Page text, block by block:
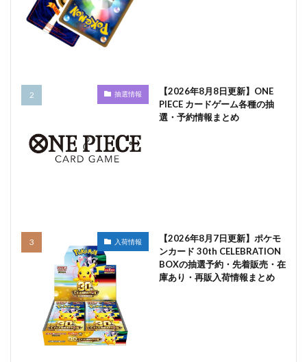
抽選情報
【2026年8月8日更新】ONE
PIECE カードゲーム各種の抽
選・予約情報まとめ
入荷情報
【2026年8月7日更新】ポケモ
ンカード 30th CELEBRATION
BOXの抽選予約・先着販売・在
庫あり・再販入荷情報まとめ